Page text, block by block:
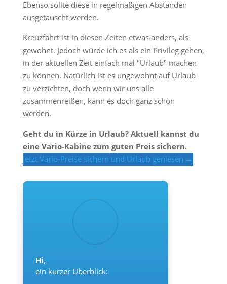
Ebenso sollte diese in regelmäßigen Abständen
ausgetauscht werden.
Kreuzfahrt ist in diesen Zeiten etwas anders, als
gewohnt. Jedoch würde ich es als ein Privileg gehen,
in der aktuellen Zeit einfach mal "Urlaub" machen
zu können. Natürlich ist es ungewohnt auf Urlaub
zu verzichten, doch wenn wir uns alle
zusammenreißen, kann es doch ganz schön
werden.
Geht du in Kürze in Urlaub? Aktuell kannst du
eine Vario-Kabine zum guten Preis sichern.
Jetzt Vario-Preise sichern und Urlaub geniesen →
Hi,
ein kurzer Überblick: